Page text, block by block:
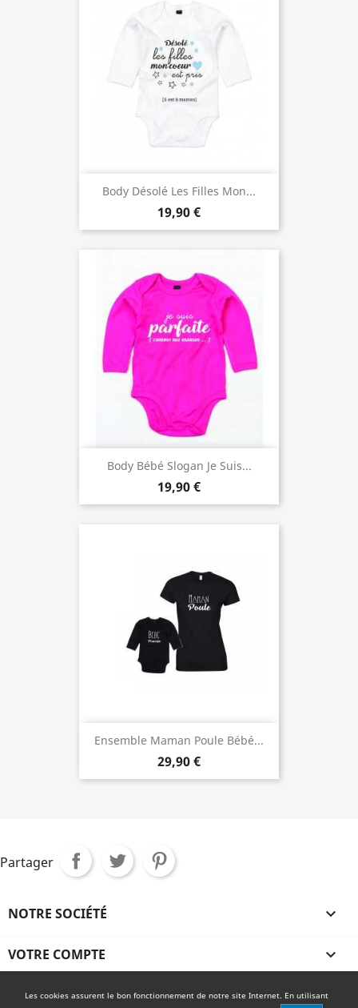
Les cookies assurent le bon fonctionnement de notre site Internet. En utilisant
Body Désolé Les Filles Mon...
19,90 €
Body Bébé Slogan Je Suis...
19,90 €
Ensemble Maman Poule Bébé...
29,90 €
Partager
NOTRE SOCIÉTÉ 
VOTRE COMPTE 
INFORMATIONS